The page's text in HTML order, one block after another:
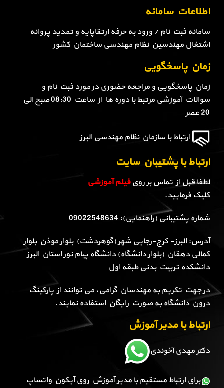
اطلاعات سامانه
سامانه ثبت نام / ورود به حرفه ارتقاپایه و تمدید پروانه
اشتغال مهندسین نظام مهندسی ساختمان کشور
زمان پاسخگویی
زمان پاسخگویی و مراجعه حضوری در مورد ثبت نام و
سوالات آموزشی مرتبط با دوره ها از ساعت 08:30 صبح الی
20 عصر
ارتباط با سازمان نظام مهندسی البرز
ارتباط با پشتیبان سایت
لطفا قبل از تماس بر رویفیلم آموزشی
کلیک فرمایید.
شماره پشتیبانی (راهنمایی): 09022548634
آدرس: البرز- کرج-رجایی شهر (گوهردشت) بلوار موذن بلوار
کمالی دهقان (بلوار دانشگاه) دانشگاه پیام نور استان البرز
دانشکده تربیت بدنی طبقه اول
در جهت تکریم به مهندسان گرامی، می توانند از پارکینگ
درون دانشگاه به صورت رایگان استفاده نمایند.
ارتباط با مدیر آموزش
دکتر مهدی آخوندی
برای ارتباط مستقیم با مدیر آموزش روی آیکون واتساپ